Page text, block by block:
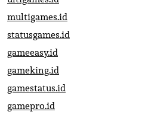
multigames.id
statusgames.id
gameeasy.id
gameking.id
gamestatus.id
gamepro.id